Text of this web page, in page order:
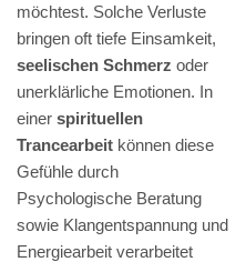
möchtest. Solche Verluste
bringen oft tiefe Einsamkeit,
seelischen Schmerz oder
unerklärliche Emotionen. In
einer spirituellen
Trancearbeit können diese
Gefühle durch
Psychologische Beratung
sowie Klangentspannung und
Energiearbeit verarbeitet